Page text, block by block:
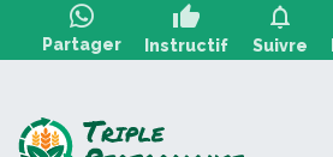
Partager
thumb_up
Instructif
notifications
Suivre